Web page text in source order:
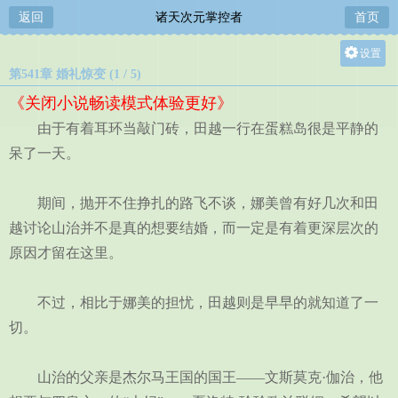
返回 诸天次元掌控者 首页
设置
中
第541章 婚礼惊变 (1 / 5)
《关闭小说畅读模式体验更好》
由于有着耳环当敲门砖，田越一行在蛋糕岛很是平静的
呆了一天。
期间，抛开不住挣扎的路飞不谈，娜美曾有好几次和田
越讨论山治并不是真的想要结婚，而一定是有着更深层次的
原因才留在这里。
不过，相比于娜美的担忧，田越则是早早的就知道了一
切。
山治的父亲是杰尔马王国的国王——文斯莫克·伽治，他